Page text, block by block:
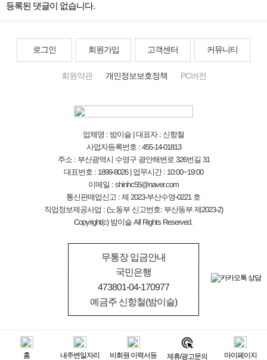
등록된 댓글이 없습니다.
로그인 회원가입 고객센터 커뮤니티
회원약관 개인정보보호정책 PC버전
업체명 : 밤이슬 | 대표자 : 신항철
사업자등록번호 : 455-14-01813
주소 : 부산광역시 수영구 광안해변로 326번길 31
대표번호 : 1899-8026 | 업무시간 : 10:00~19:00
이메일 : shinhc55@naver.com
통신판매업신고 : 제 2023-부산수영-0221 호
직업정보제공사업 : (노동부 신고번호: 부산동부 제2023-2)
Copyright(c) 밤이슬 All Rights Reserved.
무통장 입금안내
국민은행
473801-04-170977
예금주 신항철(밤이슬)
홈 내주변일자리 비회원 이력서등 제휴/광고문의 마이페이지